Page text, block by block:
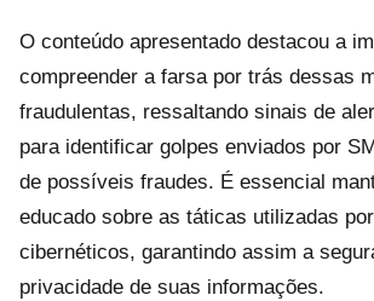
O conteúdo apresentado destacou a
compreender a farsa por trás dessas
fraudulentas, ressaltando sinais de
para identificar golpes enviados por
de possíveis fraudes. É essencial
educado sobre as táticas utilizadas
cibernéticos, garantindo assim a
privacidade de suas informações.